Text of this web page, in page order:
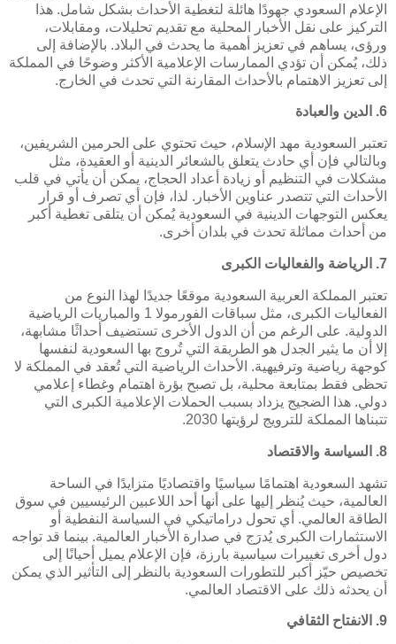
الإعلام السعودي جهودًا هائلة لتغطية الأحداث بشكل شامل. هذا
التركيز على نقل الأخبار المحلية مع تقديم تحليلات، ومقابلات،
ورؤى، يساهم في تعزيز أهمية ما يحدث في البلاد. بالإضافة إلى
ذلك، يُمكن أن تؤدي الممارسات الإعلامية الأكثر وضوحًا في المملكة
إلى تعزيز الاهتمام بالأحداث المقارنة التي تحدث في الخارج.
6. الدين والعبادة
تعتبر السعودية مهد الإسلام، حيث تحتوي على الحرمين الشريفين،
وبالتالي فإن أي حادث يتعلق بالشعائر الدينية أو العقيدة، مثل
مشكلات في التنظيم أو زيادة أعداد الحجاج، يمكن أن يأتي في قلب
الأحداث التي تتصدر عناوين الأخبار. لذا، فإن أي تصرف أو قرار
يعكس التوجهات الدينية في السعودية يُمكن أن يتلقى تغطية أكبر
من أحداث مماثلة تحدث في بلدان أخرى.
7. الرياضة والفعاليات الكبرى
تعتبر المملكة العربية السعودية موقعًا جديدًا لهذا النوع من
الفعاليات الكبرى، مثل سباقات الفورمولا 1 والمباريات الرياضية
الدولية. على الرغم من أن الدول الأخرى تستضيف أحداثًا مشابهة،
إلا أن ما يثير الجدل هو الطريقة التي تُروج بها السعودية لنفسها
كوجهة رياضية وترفيهية. الأحداث الرياضية التي تُعقد في المملكة لا
تحظى فقط بمتابعة محلية، بل تصبح بؤرة اهتمام وغطاء إعلامي
دولي. هذا الضجيج يزداد بسبب الحملات الإعلامية الكبرى التي
تتبناها المملكة للترويج لرؤيتها 2030.
8. السياسة والاقتصاد
تشهد السعودية اهتمامًا سياسيًا واقتصاديًا متزايدًا في الساحة
العالمية، حيث يُنظر إليها على أنها أحد اللاعبين الرئيسيين في سوق
الطاقة العالمي. أي تحول دراماتيكي في السياسة النفطية أو
الاستثمارات الكبرى يُدرَج في صدارة الأخبار العالمية. بينما قد تواجه
دول أخرى تغييرات سياسية بارزة، فإن الإعلام يميل أحيانًا إلى
تخصيص حيّز أكبر للتطورات السعودية بالنظر إلى التأثير الذي يمكن
أن يحدثه ذلك على الاقتصاد العالمي.
9. الانفتاح الثقافي